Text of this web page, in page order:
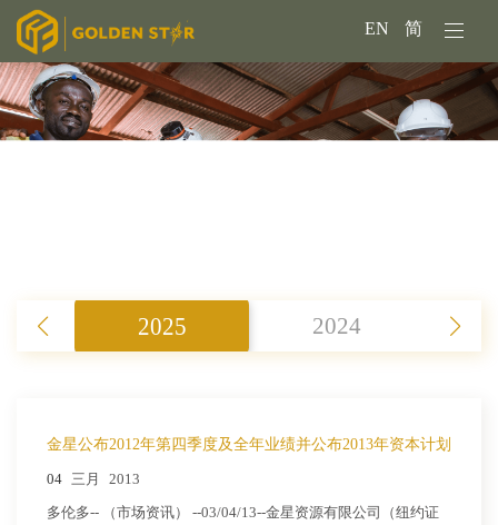
EN 简
2025 2024
金星公布2012年第四季度及全年业绩并公布2013年资本计划
04 三月 2013
多伦多-- （市场资讯） --03/04/13--金星资源有限公司（纽约证